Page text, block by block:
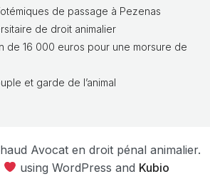
de passage à Pezenas
de droit animalier
de 16 000 euros pour une morsure de
et garde de l’animal
Avocat en droit pénal animalier.
using WordPress and Kubio